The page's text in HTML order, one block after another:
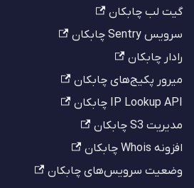
گیت لب چابکان
سرویس Sentry چابکان
رادار چابکان
میرور پکیج‌های چابکان
IP Lookup API چابکان
مدیریت S3 چابکان
افزونه Whois چابکان
وضعیت سرویس‌های چابکان